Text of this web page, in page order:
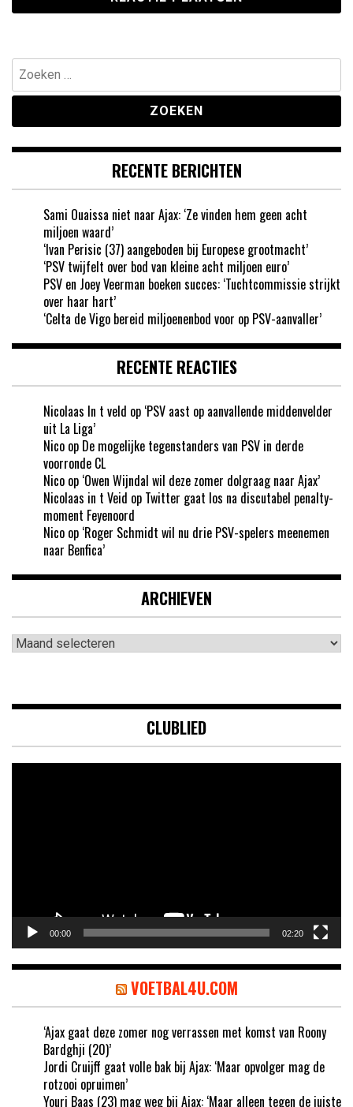
Zoeken
naar:
RECENTE BERICHTEN
Sami Ouaissa niet naar Ajax: ‘Ze vinden hem geen acht
miljoen waard’
‘Ivan Perisic (37) aangeboden bij Europese grootmacht’
‘PSV twijfelt over bod van kleine acht miljoen euro’
PSV en Joey Veerman boeken succes: ‘Tuchtcommissie strijkt
over haar hart’
‘Celta de Vigo bereid miljoenenbod voor op PSV-aanvaller’
RECENTE REACTIES
Nicolaas In t veld op ‘PSV aast op aanvallende middenvelder
uit La Liga’
Nico op De mogelijke tegenstanders van PSV in derde
voorronde CL
Nico op ‘Owen Wijndal wil deze zomer dolgraag naar Ajax’
Nicolaas in t Veid op Twitter gaat los na discutabel penalty-
moment Feyenoord
Nico op ‘Roger Schmidt wil nu drie PSV-spelers meenemen
naar Benfica’
ARCHIEVEN
Archieven
CLUBLIED
00:00 02:20
VOETBAL4U.COM
‘Ajax gaat deze zomer nog verrassen met komst van Roony
Bardghji (20)’
Jordi Cruijff gaat volle bak bij Ajax: ‘Maar opvolger mag de
rotzooi opruimen’
Youri Baas (23) mag weg bij Ajax: ‘Maar alleen tegen de juiste